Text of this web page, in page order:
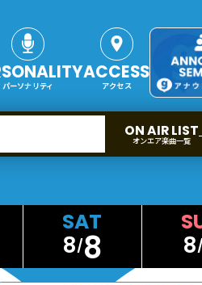
ON AIR LIST
オンエア楽曲一覧
パーソナリティ
ACCESS
アクセス
8 8 8